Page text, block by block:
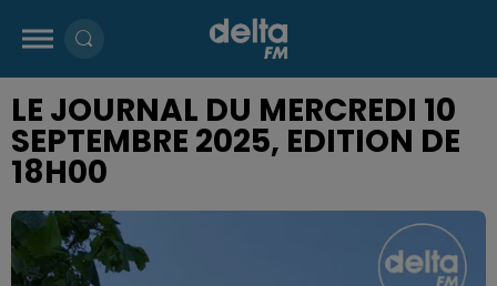
LE JOURNAL DU MERCREDI 10
SEPTEMBRE 2025, EDITION DE
18H00